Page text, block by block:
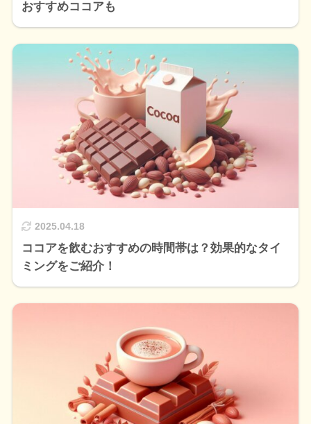
おすすめココアも
2025.04.18
ココアを飲むおすすめの時間帯は？効果的なタイ
ミングをご紹介！